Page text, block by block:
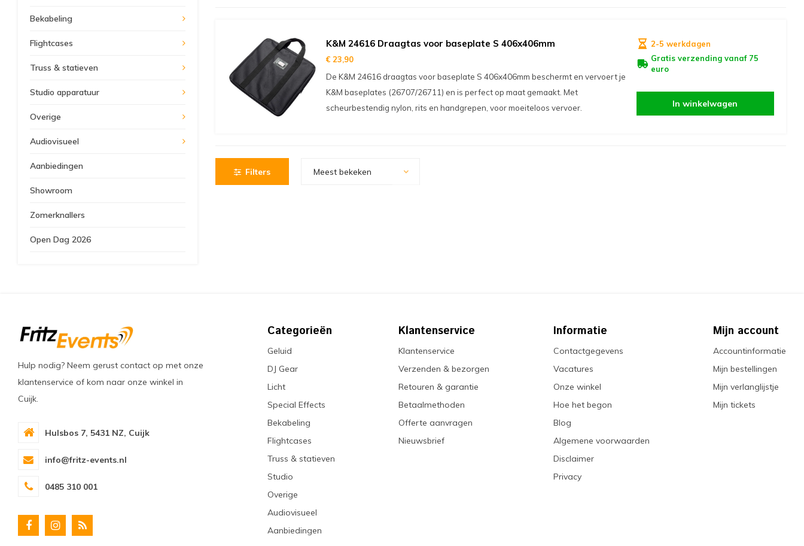
Bekabeling
Flightcases
Truss & statieven
Studio apparatuur
Overige
Audiovisueel
Aanbiedingen
Showroom
Zomerknallers
Open Dag 2026
K&M 24616 Draagtas voor baseplate S 406x406mm
€ 23,90
De K&M 24616 draagtas voor baseplate S 406x406mm beschermt en vervoert je
K&M baseplates (26707/26711) en is perfect op maat gemaakt. Met
scheurbestendig nylon, rits en handgrepen, voor moeiteloos vervoer.
2-5 werkdagen
Gratis verzending vanaf 75
euro
In winkelwagen
Filters Meest bekeken
Hulp nodig? Neem gerust contact op met onze
klantenservice of kom naar onze winkel in
Cuijk.
Hulsbos 7, 5431 NZ, Cuijk
info@fritz-events.nl
0485 310 001
Categorieën
Geluid
DJ Gear
Licht
Special Effects
Bekabeling
Flightcases
Truss & statieven
Studio
Overige
Audiovisueel
Aanbiedingen
Klantenservice
Klantenservice
Verzenden & bezorgen
Retouren & garantie
Betaalmethoden
Offerte aanvragen
Nieuwsbrief
Informatie
Contactgegevens
Vacatures
Onze winkel
Hoe het begon
Blog
Algemene voorwaarden
Disclaimer
Privacy
Mijn account
Accountinformatie
Mijn bestellingen
Mijn verlanglijstje
Mijn tickets